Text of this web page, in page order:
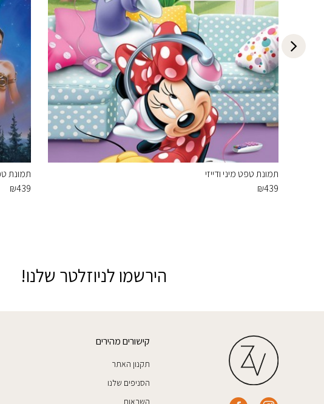
תמונת טפט מיני ודייזי
₪439
תמונת
₪439
הירשמו לניוזלטר שלנו!
קישורים מהירים
תקנון האתר
הסניפים שלנו
השראות